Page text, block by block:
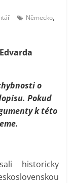
Německo,
o
Pokud
k této
historicky